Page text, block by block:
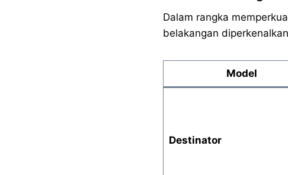
Dalam rangka
belakangan
Model
Destinator